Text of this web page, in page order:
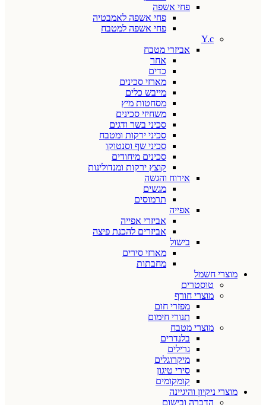
פחי אשפה
פחי אשפה לאמבטיה
פחי אשפה למטבח
Y.c
אביזרי מטבח
אחר
כדים
מארזי סכינים
מייבש כלים
מסחטות מיץ
משחיזי סכינים
סכיני בשר ודגים
סכיני ירקות ומטבח
סכיני שף וסנטוקו
סכינים מיחודים
קוצץ ירקות ומנדולינות
אירוח והגשה
מגשים
תרמוסים
אפייה
אביזרי אפייה
אביזרים להכנת פיצה
בישול
מארזי סירים
מחבתות
מוצרי חשמל
טוסטרים
מוצרי חורף
מפזרי חום
תנורי חימום
מוצרי מטבח
בלנדרים
גרילים
מיקרוגלים
סירי טיגון
קומקומים
מוצרי ניקיון והיגיינה
הדברה ובישום